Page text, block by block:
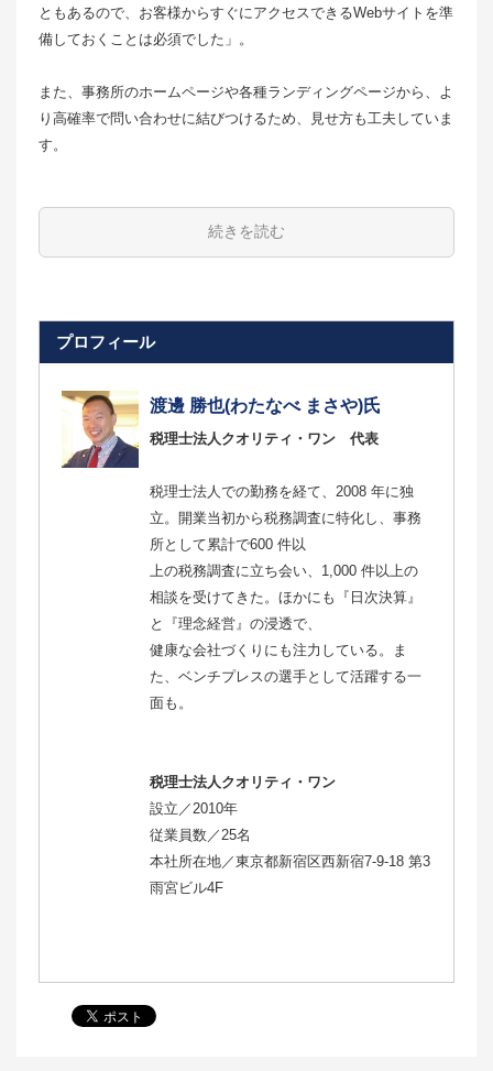
ともあるので、お客様からすぐにアクセスできるWebサイトを準
備しておくことは必須でした」。
また、事務所のホームページや各種ランディングページから、よ
り高確率で問い合わせに結びつけるため、見せ方も工夫していま
す。
続きを読む
プロフィール
渡邊 勝也(わたなべ まさや)氏
税理士法人クオリティ・ワン 代表
税理士法人での勤務を経て、2008 年に独
立。開業当初から税務調査に特化し、事務
所として累計で600 件以
上の税務調査に立ち会い、1,000 件以上の
相談を受けてきた。ほかにも『日次決算』
と『理念経営』の浸透で、
健康な会社づくりにも注力している。ま
た、ベンチプレスの選手として活躍する一
面も。
税理士法人クオリティ・ワン
設立／2010年
従業員数／25名
本社所在地／東京都新宿区西新宿7-9-18 第3
雨宮ビル4F